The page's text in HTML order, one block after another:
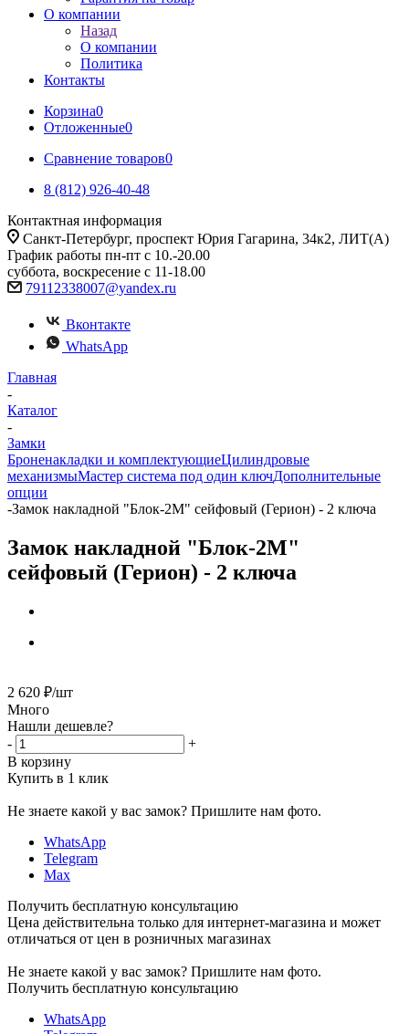
О компании
Назад
О компании
Политика
Контакты
Корзина0
Отложенные0
Сравнение товаров0
8 (812) 926-40-48
Контактная информация
Санкт-Петербург, проспект Юрия Гагарина, 34к2, ЛИТ(А)
График работы пн-пт с 10.-20.00
суббота, воскресение с 11-18.00
79112338007@yandex.ru
Вконтакте
WhatsApp
Главная
-
Каталог
-
Замки
Броненакладки и комплектующиеЦилиндровые
механизмыМастер система под один ключДополнительные
опции
-Замок накладной "Блок-2М" сейфовый (Герион) - 2 ключа
Замок накладной "Блок-2М"
сейфовый (Герион) - 2 ключа
2 620 ₽/шт
Много
Нашли дешевле?
-
+
В корзину
Купить в 1 клик
Не знаете какой у вас замок? Пришлите нам фото.
WhatsApp
Telegram
Max
Получить бесплатную консультацию
Цена действительна только для интернет-магазина и может
отличаться от цен в розничных магазинах
Не знаете какой у вас замок? Пришлите нам фото.
Получить бесплатную консультацию
WhatsApp